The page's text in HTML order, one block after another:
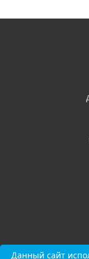
Данный сайт
Данный сайт